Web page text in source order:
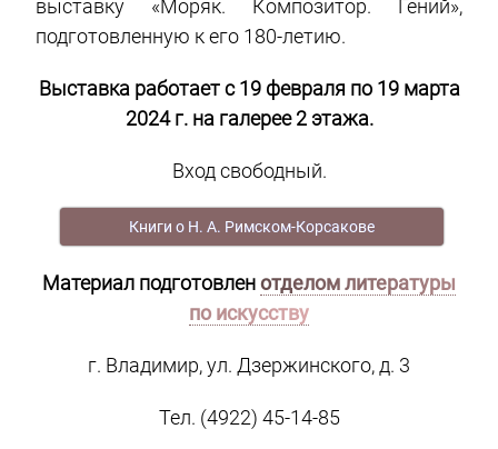
выставку «Моряк. Композитор. Гений»,
подготовленную к его 180-летию.
Выставка работает с 19 февраля по 19 марта
2024 г. на галерее 2 этажа.
Вход свободный.
Книги о Н. А. Римском-Корсакове
Материал подготовленотделом литературы
по искусству
г. Владимир, ул. Дзержинского, д. 3
Тел. (4922) 45-14-85